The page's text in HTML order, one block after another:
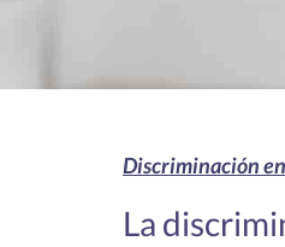
Discriminación
La